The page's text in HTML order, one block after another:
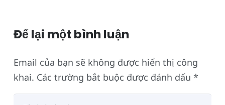
Để lại một bình luận
Email của bạn sẽ không được hiển thị công
khai. Các trường bắt buộc được đánh dấu *